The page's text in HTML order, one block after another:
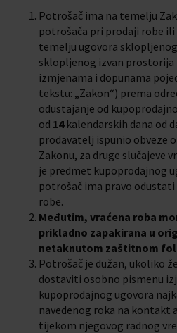
Potrošač ima na temelju
potrošača pri prodaji robe ili
temelju ugovora
sklopljenog izvan prostorija
izmjenama i dopunama
tekstu: „Zakon“) prema
odustajanje od
od 14kalendarskih dana od
prodavatelj ispunio obveze
Zakonu, za druge slučajeve
je predmet kupoprodajnog
potrošač ima pravo
robe.
Međutim, vraćena roba
prikladno zapakirana u
netaknutom zaštitnom
Potrošač je dužan, ukoliko
dostaviti osobno pismenu
kupoprodajnog ugovora
navedenog roka na kontakt
tijekom njegovog radnog